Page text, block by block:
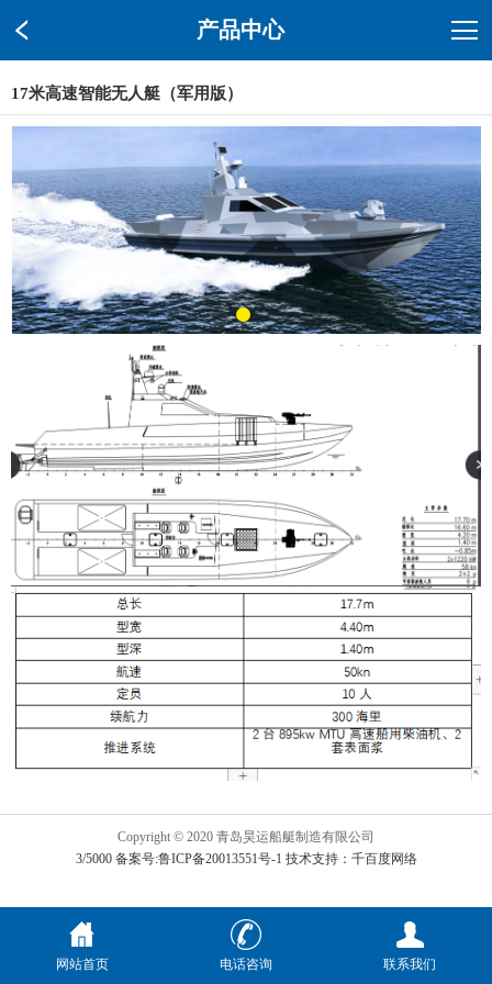
产品中心
17米高速智能无人艇（军用版）
Copyright © 2020 青岛昊运船艇制造有限公司
3/5000 备案号:鲁ICP备20013551号-1 技术支持：千百度网络
网站首页 电话咨询 联系我们